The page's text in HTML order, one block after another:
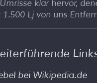
klar hervor,
Lj von uns
bei Wikipedia.de